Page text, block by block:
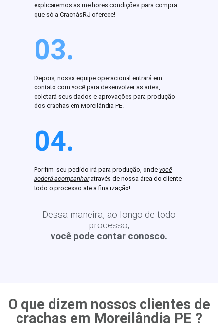
explicaremos as melhores condições para compra
que só a CrachásRJ oferece!
03.
Depois, nossa equipe operacional entrará em
contato com você para desenvolver as artes,
coletará seus dados e aprovações para produção
dos crachas em Moreilândia PE.
04.
Por fim, seu pedido irá para produção, onde você
poderá acompanharatravés de nossa área do cliente
todo o processo até a finalização!
Dessa maneira, ao longo de todo
processo,
você pode contar conosco.
O que dizem nossos clientes de
crachas em Moreilândia PE ?